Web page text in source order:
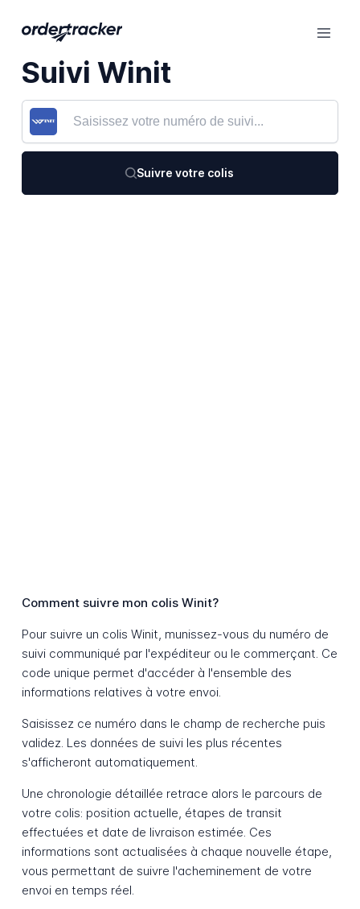
Suivi Winit
Suivre votre colis
Comment suivre mon colis Winit?
Pour suivre un colis Winit, munissez-vous du numéro de
suivi communiqué par l'expéditeur ou le commerçant. Ce
code unique permet d'accéder à l'ensemble des
informations relatives à votre envoi.
Saisissez ce numéro dans le champ de recherche puis
validez. Les données de suivi les plus récentes
s'afficheront automatiquement.
Une chronologie détaillée retrace alors le parcours de
votre colis: position actuelle, étapes de transit
effectuées et date de livraison estimée. Ces
informations sont actualisées à chaque nouvelle étape,
vous permettant de suivre l'acheminement de votre
envoi en temps réel.